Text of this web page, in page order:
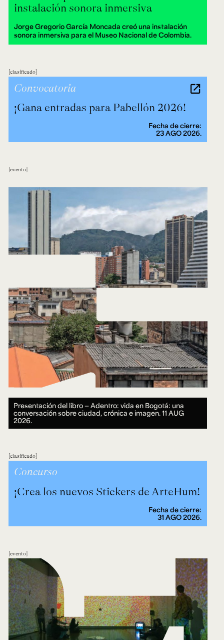
instalación sonora inmersiva
Jorge Gregorio García Moncada creó una instalación
sonora inmersiva para el Museo Nacional de Colombia.
clasificado
¡Gana entradas para Pabellón 2026!
Convocatoria
Fecha de cierre:
23 AGO 2026.
evento
Presentación del libro — Adentro: vida en Bogotá: una
conversación sobre ciudad, crónica e imagen.11 AUG
2026.
clasificado
Concurso
¡Crea los nuevos Stickers de ArteHum!
Fecha de cierre:
31 AGO 2026.
evento